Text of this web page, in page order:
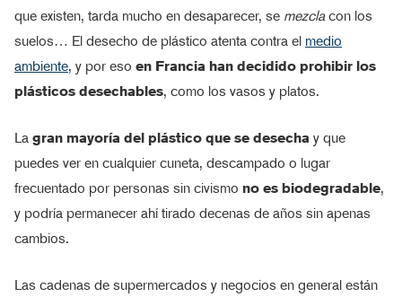
que existen, tarda mucho en desaparecer, se mezclacon los
suelos… El desecho de plástico atenta contra el medio
ambiente, y por eso en Francia han decidido prohibir los
plásticos desechables, como los vasos y platos.
La gran mayoría del plástico que se desecha y que
puedes ver en cualquier cuneta, descampado o lugar
frecuentado por personas sin civismo no es biodegradable,
y podría permanecer ahí tirado decenas de años sin apenas
cambios.
Las cadenas de supermercados y negocios en general están